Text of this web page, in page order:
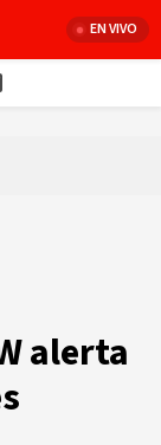
EN VIVO
alerta